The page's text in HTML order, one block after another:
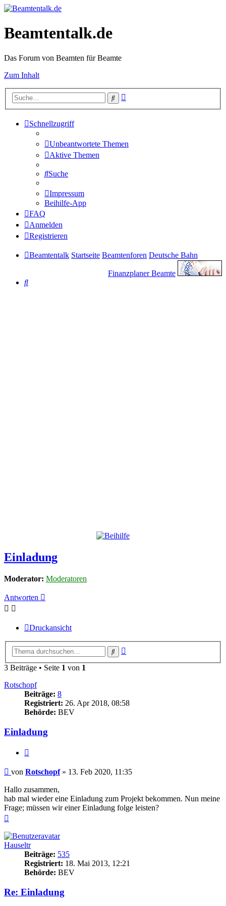
Beamtentalk.de
Das Forum von Beamten für Beamte
Zum Inhalt
Suche
Schnellzugriff
Unbeantwortete Themen
Aktive Themen
Suche
Impressum
Beihilfe-App
FAQ
Anmelden
Registrieren
Beamtentalk Startseite Beamtenforen Deutsche Bahn
Finanzplaner Beamte
Suche
Einladung
Moderator: Moderatoren
Antworten
Druckansicht
Suche
3 Beiträge • Seite 1 von 1
Rotschopf
Beiträge: 8
Registriert: 26. Apr 2018, 08:58
Behörde: BEV
Einladung
Beitrag
von Rotschopf» 13. Feb 2020, 11:35
Hallo zusammen,
hab mal wieder eine Einladung zum Projekt bekommen. Nun meine
Frage; müssen wir einer Einladung folge leisten?
Hauseltr
Beiträge: 535
Registriert: 18. Mai 2013, 12:21
Behörde: BEV
Re: Einladung